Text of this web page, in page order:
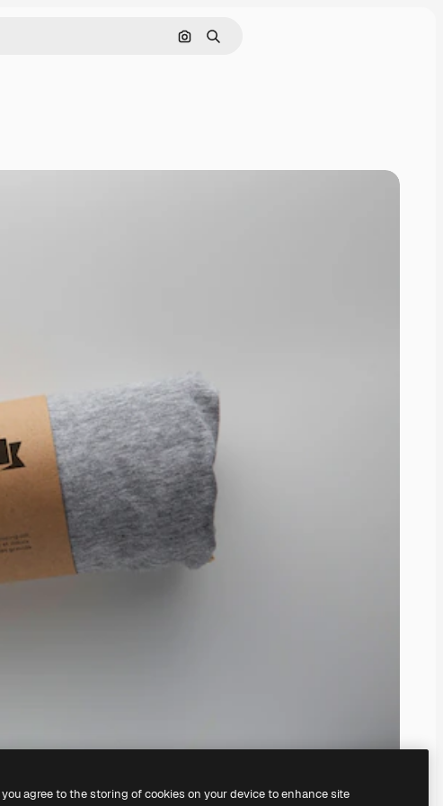
Rechercher par image
Rechercher
agree to the storing of cookies on your device to enhance site